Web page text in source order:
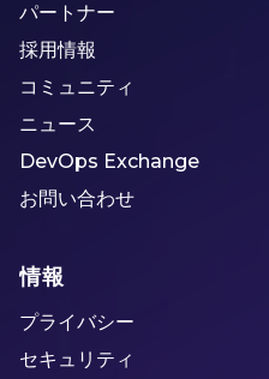
パートナー
採用情報
コミュニティ
ニュース
DevOps Exchange
お問い合わせ
情報
プライバシー
セキュリティ